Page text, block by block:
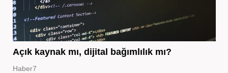
Açık kaynak mı, dijital bağımlılık mı?
Haber7